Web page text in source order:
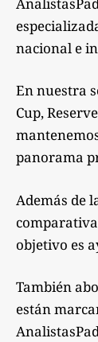
nacional e
En nuestra
Cup,
panorama
Además de
objetivo es
También
están